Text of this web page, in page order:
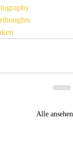
Alle ansehen